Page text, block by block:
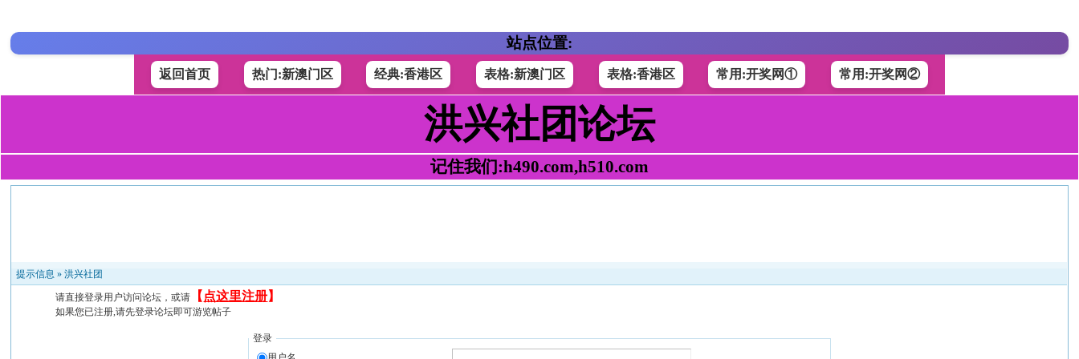
站点位置:
返回首页 热门:新澳门区 经典:香港区 表格:新澳门区 表格:香港区 常用:开奖网① 常用:开奖网②
洪兴社团论坛
记住我们:h490.com,h510.com
提示信息 »洪兴社团
请直接登录用户访问论坛，或请 【 点这里注册】
如果您已注册,请先登录论坛即可游览帖子
登录